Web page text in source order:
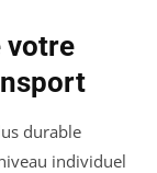
votre
durable
individuel